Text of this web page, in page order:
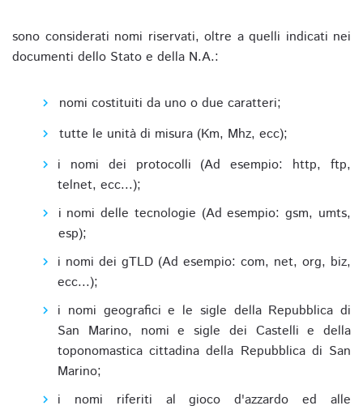
sono considerati nomi riservati, oltre a quelli indicati nei
documenti dello Stato e della N.A.:
nomi costituiti da uno o due caratteri;
tutte le unità di misura (Km, Mhz, ecc);
i nomi dei protocolli (Ad esempio: http, ftp,
telnet, ecc...);
i nomi delle tecnologie (Ad esempio: gsm, umts,
esp);
i nomi dei gTLD (Ad esempio: com, net, org, biz,
ecc...);
i nomi geografici e le sigle della Repubblica di
San Marino, nomi e sigle dei Castelli e della
toponomastica cittadina della Repubblica di San
Marino;
i nomi riferiti al gioco d'azzardo ed alle